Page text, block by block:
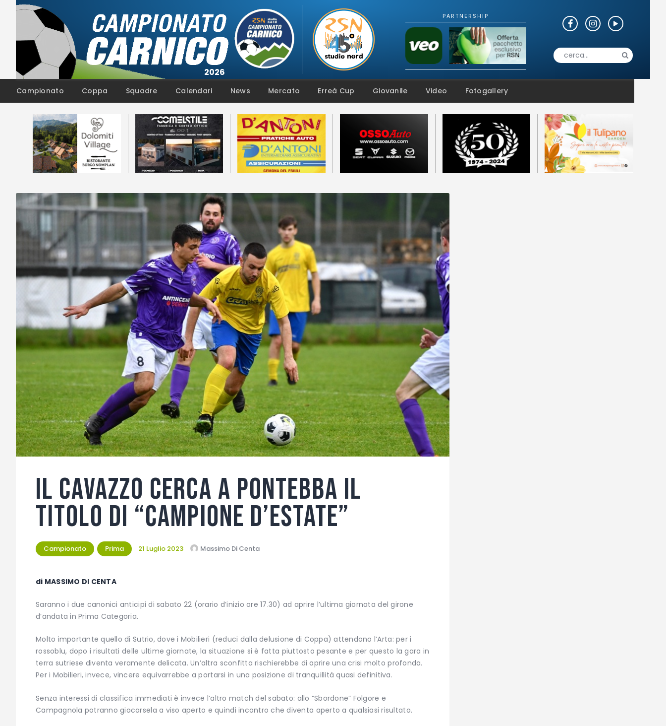
Campionato Coppa Squadre Calendari News Mercato Erreà Cup Giovanile Video Fotogallery
Campionato
Coppa
Squadre
Calendari
News
Mercato
Giovanile
Video
Fotogallery
Il Cavazzo cerca a Pontebba il
titolo di “campione d’estate”
Campionato Prima 21 Luglio 2023 Massimo Di Centa
di MASSIMO DI CENTA
Saranno i due canonici anticipi di sabato 22 (orario d’inizio ore 17.30) ad aprire l’ultima giornata del girone
d’andata in Prima Categoria.
Molto importante quello di Sutrio, dove i Mobilieri (reduci dalla delusione di Coppa) attendono l’Arta: per i
rossoblu, dopo i risultati delle ultime giornate, la situazione si è fatta piuttosto pesante e per questo la gara in
terra sutriese diventa veramente delicata. Un’altra sconfitta rischierebbe di aprire una crisi molto profonda.
Per i Mobilieri, invece, vincere equivarrebbe a portarsi in una posizione di tranquillità quasi definitiva.
Senza interessi di classifica immediati è invece l’altro match del sabato: allo “Sbordone” Folgore e
Campagnola potranno giocarsela a viso aperto e quindi incontro che diventa aperto a qualsiasi risultato.